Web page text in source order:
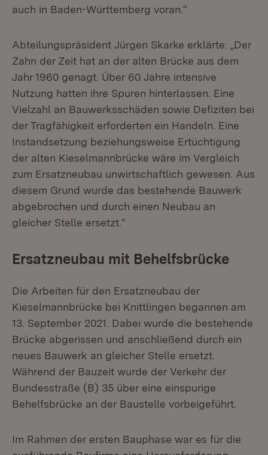
auch in Baden-Württemberg voran.“
Abteilungspräsident Jürgen Skarke erklärte: „Der
Zahn der Zeit hat an der alten Brücke aus dem
Jahr 1960 genagt. Über 60 Jahre intensive
Nutzung hatten ihre Spuren hinterlassen. Eine
Vielzahl an Bauwerksschäden sowie Defiziten bei
der Tragfähigkeit erforderten ein Handeln. Eine
Instandsetzung beziehungsweise Ertüchtigung
der alten Kieselmannbrücke wäre im Vergleich
zum Ersatzneubau unwirtschaftlich gewesen. Aus
diesem Grund wurde das bestehende Bauwerk
abgebrochen und durch einen Neubau an
gleicher Stelle ersetzt.“
Ersatzneubau mit Behelfsbrücke
Die Arbeiten für den Ersatzneubau der
Kieselmannbrücke bei Knittlingen begannen am
13. September 2021. Dabei wurde die bestehende
Brücke abgerissen und anschließend durch ein
neues Bauwerk an gleicher Stelle ersetzt.
Während der Bauzeit wurde der Verkehr der
Bundesstraße (B) 35 über eine einspurige
Behelfsbrücke an der Baustelle vorbeigeführt.
Im Rahmen der ersten Bauphase war es für die